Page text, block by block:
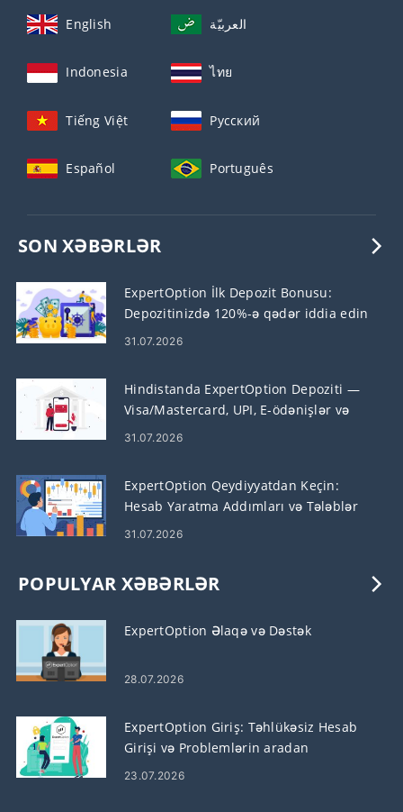
English العربيّة
Indonesia ไทย
Tiếng Việt Русский
Español Português
SON XƏBƏRLƏR
ExpertOption İlk Depozit Bonusu:
Depozitinizdə 120%-ə qədər iddia edin
31.07.2026
Hindistanda ExpertOption Depoziti —
Visa/Mastercard, UPI, E-ödənişlər və
Kripto
31.07.2026
ExpertOption Qeydiyyatdan Keçin:
Hesab Yaratma Addımları və Tələblər
31.07.2026
POPULYAR XƏBƏRLƏR
ExpertOption Əlaqə və Dəstək
28.07.2026
ExpertOption Giriş: Təhlükəsiz Hesab
Girişi və Problemlərin aradan
qaldırılması
23.07.2026